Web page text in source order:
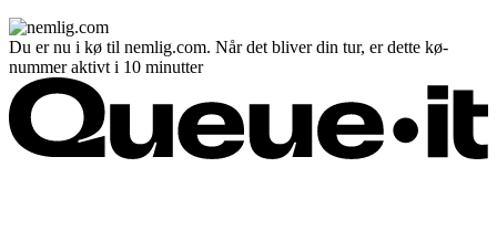
Du er nu i kø til nemlig.com. Når det bliver din tur, er dette kø-
nummer aktivt i 10 minutter